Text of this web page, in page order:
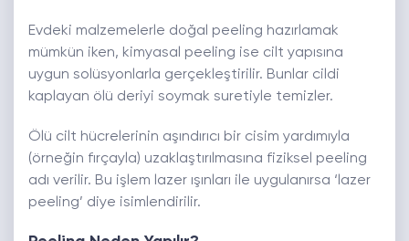
Evdeki malzemelerle doğal peeling hazırlamak
mümkün iken, kimyasal peeling ise cilt yapısına
uygun solüsyonlarla gerçekleştirilir. Bunlar cildi
kaplayan ölü deriyi soymak suretiyle temizler.
Ölü cilt hücrelerinin aşındırıcı bir cisim yardımıyla
(örneğin fırçayla) uzaklaştırılmasına fiziksel peeling
adı verilir. Bu işlem lazer ışınları ile uygulanırsa ‘lazer
peeling’ diye isimlendirilir.